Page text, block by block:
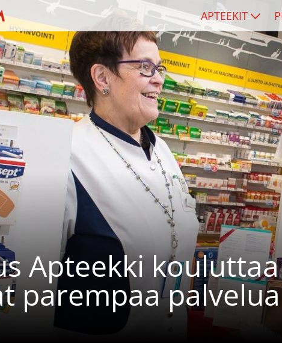
APTEEKIT
Apteekki
parempaa palvelua